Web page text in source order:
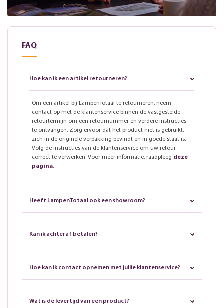
FAQ
Hoe kan ik een artikel retourneren?
Om een artikel bij LampenTotaal te retourneren, neem
contact op met de klantenservice binnen de vastgestelde
retourtermijn om een retournummer en verdere instructies
te ontvangen. Zorg ervoor dat het product niet is gebruikt,
zich in de originele verpakking bevindt en in goede staat is.
Volg de instructies van de klantenservice om uw retour
correct te verwerken. Voor meer informatie, raadpleeg deze
pagina.
Heeft LampenTotaal ook een showroom?
Kan ik achteraf betalen?
Hoe kan ik contact opnemen met jullie klantenservice?
Wat is de levertijd van een product?